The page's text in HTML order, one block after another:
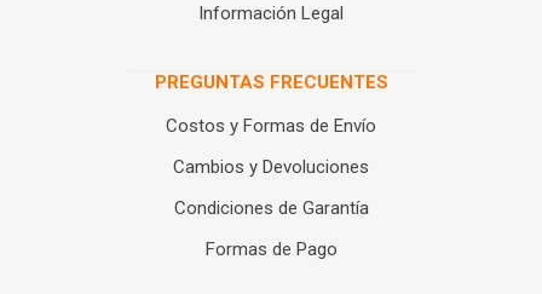
Información Legal
PREGUNTAS FRECUENTES
Costos y Formas de Envío
Cambios y Devoluciones
Condiciones de Garantía
Formas de Pago